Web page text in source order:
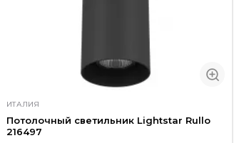
ИТАЛИЯ
Потолочный светильник Lightstar Rullo
216497